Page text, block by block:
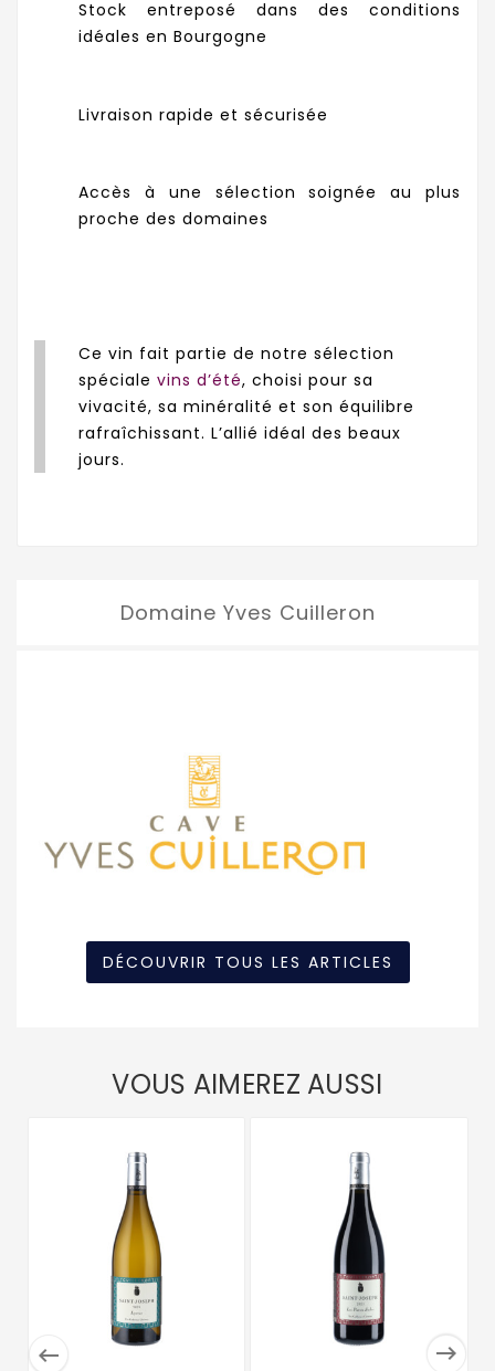
Stock entreposé dans des conditions
idéales en Bourgogne
Livraison rapide et sécurisée
Accès à une sélection soignée au plus
proche des domaines
Ce vin fait partie de notre sélection
spéciale vins d’été, choisi pour sa
vivacité, sa minéralité et son équilibre
rafraîchissant. L’allié idéal des beaux
jours.
Domaine Yves Cuilleron
DÉCOUVRIR TOUS LES ARTICLES
VOUS AIMEREZ AUSSI
 